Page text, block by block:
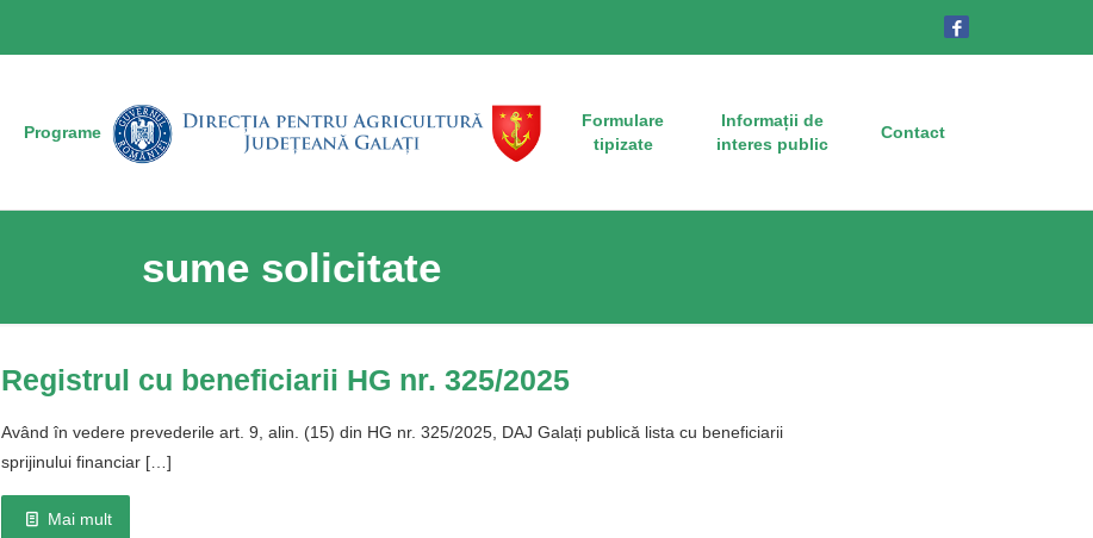
Programe
Formulare
tipizate
Informații de
interes public
Contact
sume solicitate
Registrul cu beneficiarii HG nr. 325/2025
Având în vedere prevederile art. 9, alin. (15) din HG nr. 325/2025, DAJ Galați publică lista cu beneficiarii
sprijinului financiar[…]
Mai mult